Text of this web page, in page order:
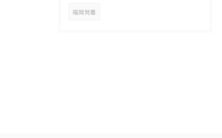
福岡発着